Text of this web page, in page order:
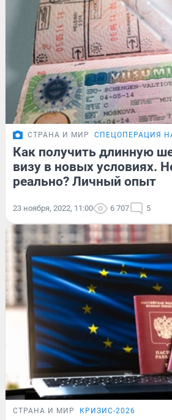
СТРАНА И МИР СПЕЦОПЕРАЦИЯ
Как получить длинную
визу в новых условиях.
реально? Личный опыт
23 ноября, 2022, 11:00 6 707 5
СТРАНА И МИР КРИЗИС-2026